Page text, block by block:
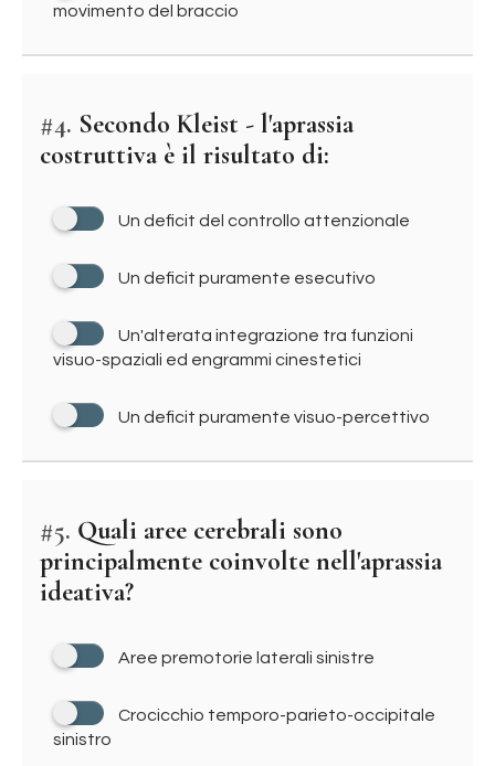
movimento del braccio
#4. Secondo Kleist - l'aprassia
costruttiva è il risultato di:
Un deficit del controllo attenzionale
Un deficit puramente esecutivo
Un'alterata integrazione tra funzioni
visuo-spaziali ed engrammi cinestetici
Un deficit puramente visuo-percettivo
#5. Quali aree cerebrali sono
principalmente coinvolte nell'aprassia
ideativa?
Aree premotorie laterali sinistre
Crocicchio temporo-parieto-occipitale
sinistro